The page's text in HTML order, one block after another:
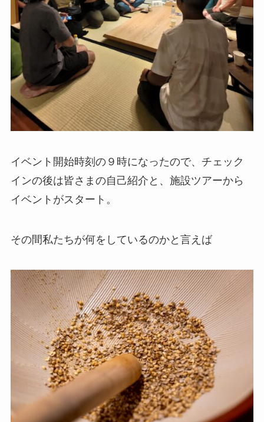
イベント開始時刻の９時になったので、チェック
インの後は皆さまの自己紹介と、施設ツアーから
イベントがスタート。
その間私たちが何をしているのかと言えば